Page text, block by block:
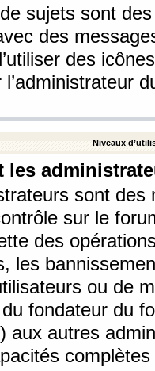
sujets sont
des
des
l’administrateur
Niveaux
les
sont
sur le
des
les
ou de
fondateur du
aux autres